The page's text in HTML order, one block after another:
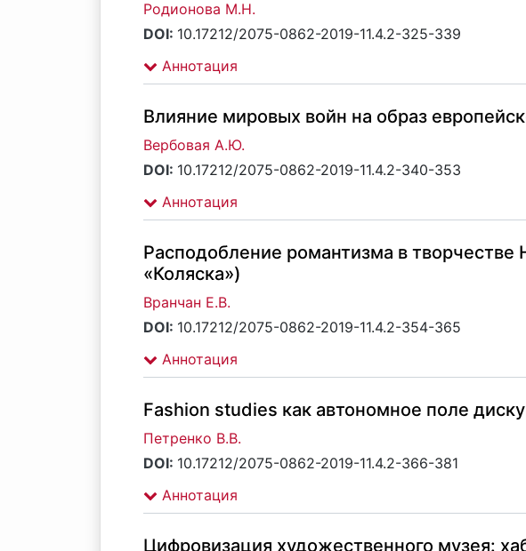
Родионова М.Н.
DOI: 10.17212/2075-0862-2019-11.4.2-325-339
Аннотация
Влияние мировых войн на образ
Вербовая А.Ю.
DOI: 10.17212/2075-0862-2019-11.4.2-340-353
Аннотация
Расподобление романтизма в творчестве
«Коляска»)
Вранчан Е.В.
DOI: 10.17212/2075-0862-2019-11.4.2-354-365
Аннотация
Fashion studies как автономное поле
Петренко В.В.
DOI: 10.17212/2075-0862-2019-11.4.2-366-381
Аннотация
Цифровизация художественного музея: